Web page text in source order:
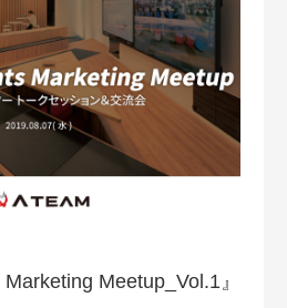
Meetup_Vol.1』